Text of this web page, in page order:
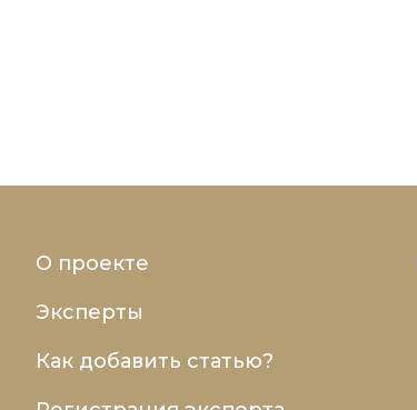
О проекте
Эксперты
Как добавить статью?